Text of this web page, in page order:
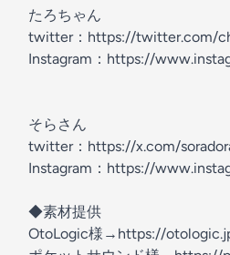
たろちゃん
twitter：https://twitter.com/
Instagram：https://
そらさん
twitter：https://x.com/
Instagram：https://
◆素材提供
OtoLogic様→https://